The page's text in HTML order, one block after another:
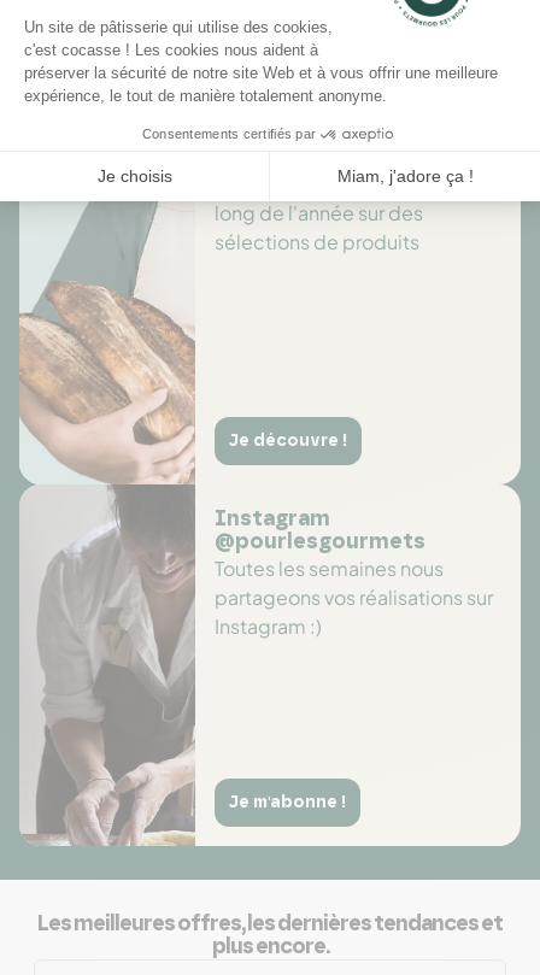
Il n'y a pas encore d'avis pour ce produit.
Profitez de promotions tout au
long de l'année sur des
sélections de produits
Je découvre !
Instagram
@pourlesgourmets
Toutes les semaines nous
partageons vos réalisations sur
Instagram :)
Je m'abonne !
Les meilleures offres, les dernières tendances et
plus encore.